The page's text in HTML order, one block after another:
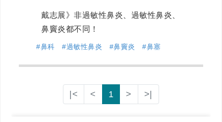
戴志展》非過敏性鼻炎、過敏性鼻炎、
鼻竇炎都不同！
#鼻科 #過敏性鼻炎 #鼻竇炎 #鼻塞
|< < 1 > >|